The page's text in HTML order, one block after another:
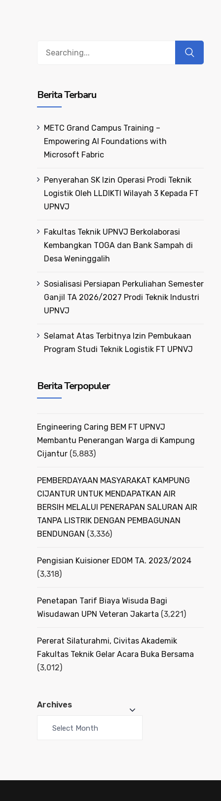
Berita Terbaru
METC Grand Campus Training –
Empowering AI Foundations with
Microsoft Fabric
Penyerahan SK Izin Operasi Prodi Teknik
Logistik Oleh LLDIKTI Wilayah 3 Kepada FT
UPNVJ
Fakultas Teknik UPNVJ Berkolaborasi
Kembangkan TOGA dan Bank Sampah di
Desa Weninggalih
Sosialisasi Persiapan Perkuliahan Semester
Ganjil TA 2026/2027 Prodi Teknik Industri
UPNVJ
Selamat Atas Terbitnya Izin Pembukaan
Program Studi Teknik Logistik FT UPNVJ
Berita Terpopuler
Engineering Caring BEM FT UPNVJ
Membantu Penerangan Warga di Kampung
Cijantur (5,883)
PEMBERDAYAAN MASYARAKAT KAMPUNG
CIJANTUR UNTUK MENDAPATKAN AIR
BERSIH MELALUI PENERAPAN SALURAN AIR
TANPA LISTRIK DENGAN PEMBAGUNAN
BENDUNGAN (3,336)
Pengisian Kuisioner EDOM TA. 2023/2024
(3,318)
Penetapan Tarif Biaya Wisuda Bagi
Wisudawan UPN Veteran Jakarta (3,221)
Pererat Silaturahmi, Civitas Akademik
Fakultas Teknik Gelar Acara Buka Bersama
(3,012)
Archives